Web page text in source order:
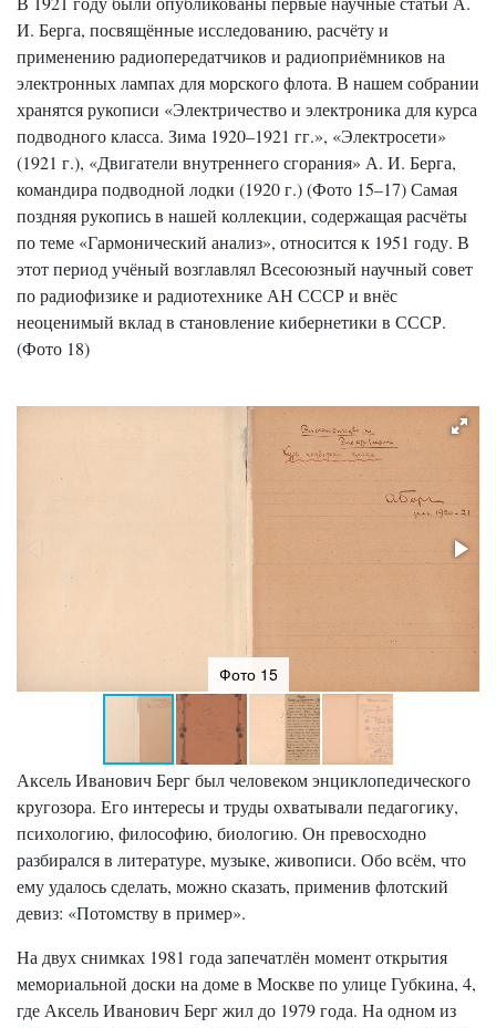
И. Берга, посвящённые исследованию, расчёту и
применению радиопередатчиков и радиоприёмников на
электронных лампах для морского флота. В нашем собрании
хранятся рукописи «Электричество и электроника для курса
подводного класса. Зима 1920–1921 гг.», «Электросети»
(1921 г.), «Двигатели внутреннего сгорания» А. И. Берга,
командира подводной лодки (1920 г.) (Фото 15–17) Самая
поздняя рукопись в нашей коллекции, содержащая расчёты
по теме «Гармонический анализ», относится к 1951 году. В
этот период учёный возглавлял Всесоюзный научный совет
по радиофизике и радиотехнике АН СССР и внёс
неоценимый вклад в становление кибернетики в СССР.
(Фото 18)
Фото 15
Аксель Иванович Берг был человеком энциклопедического
кругозора. Его интересы и труды охватывали педагогику,
психологию, философию, биологию. Он превосходно
разбирался в литературе, музыке, живописи. Обо всём, что
ему удалось сделать, можно сказать, применив флотский
девиз: «Потомству в пример».
На двух снимках 1981 года запечатлён момент открытия
мемориальной доски на доме в Москве по улице Губкина, 4,
где Аксель Иванович Берг жил до 1979 года. На одном из